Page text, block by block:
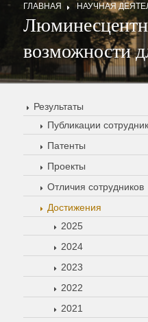
ГЛАВНАЯ НАУЧНАЯ
возможности
Результаты
Публикации
Патенты
Проекты
Отличия сотрудников
Достижения
2025
2024
2023
2022
2021